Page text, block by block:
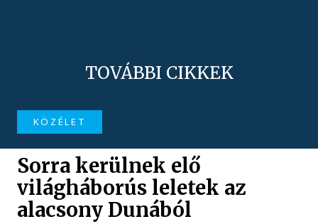
TOVÁBBI CIKKEK
KÖZÉLET
Sorra kerülnek elő
világháborús leletek az
alacsony Dunából